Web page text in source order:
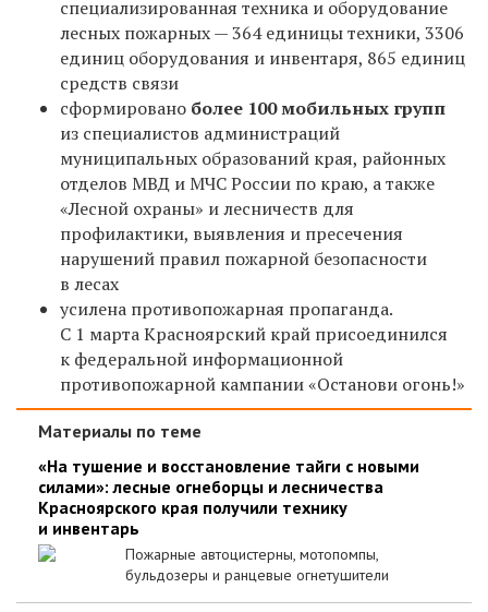
специализированная техника и оборудование
лесных пожарных — 364 единицы техники, 3306
единиц оборудования и инвентаря, 865 единиц
средств связи
сформировано более 100 мобильных групп
из специалистов администраций
муниципальных образований края, районных
отделов МВД и МЧС России по краю, а также
«Лесной охраны» и лесничеств для
профилактики, выявления и пресечения
нарушений правил пожарной безопасности
в лесах
усилена противопожарная пропаганда.
С 1 марта Красноярский край присоединился
к федеральной информационной
противопожарной кампании «Останови огонь!»
Материалы по теме
«На тушение и восстановление тайги с новыми
силами»: лесные огнеборцы и лесничества
Красноярского края получили технику
и инвентарь
Пожарные автоцистерны, мотопомпы,
бульдозеры и ранцевые огнетушители